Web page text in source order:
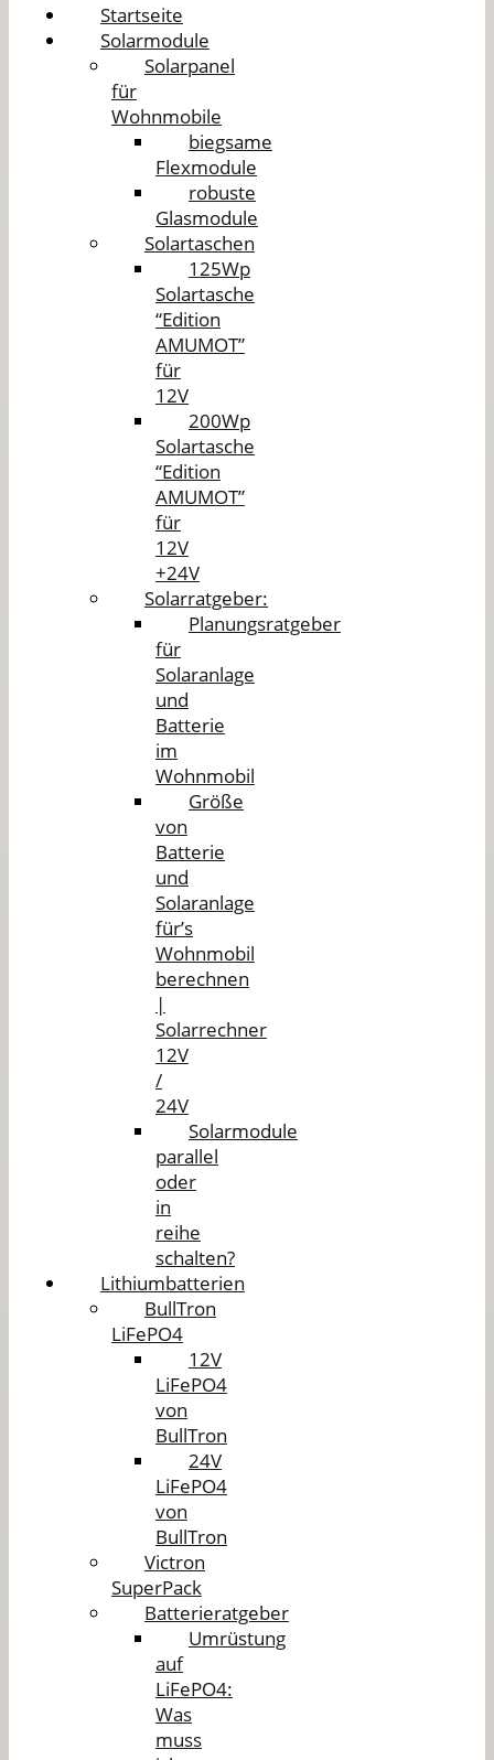
Startseite
Solarmodule
Solarpanel
für
Wohnmobile
biegsame
Flexmodule
robuste
Glasmodule
Solartaschen
125Wp
Solartasche
“Edition
AMUMOT”
für
12V
200Wp
Solartasche
“Edition
AMUMOT”
für
12V
+24V
Solarratgeber:
Planungsratgeber
für
Solaranlage
und
Batterie
im
Wohnmobil
Größe
von
Batterie
und
Solaranlage
für’s
Wohnmobil
berechnen
|
Solarrechner
12V
/
24V
Solarmodule
parallel
oder
in
reihe
schalten?
Lithiumbatterien
BullTron
LiFePO4
12V
LiFePO4
von
BullTron
24V
LiFePO4
von
BullTron
Victron
SuperPack
Batterieratgeber
Umrüstung
auf
LiFePO4:
Was
muss